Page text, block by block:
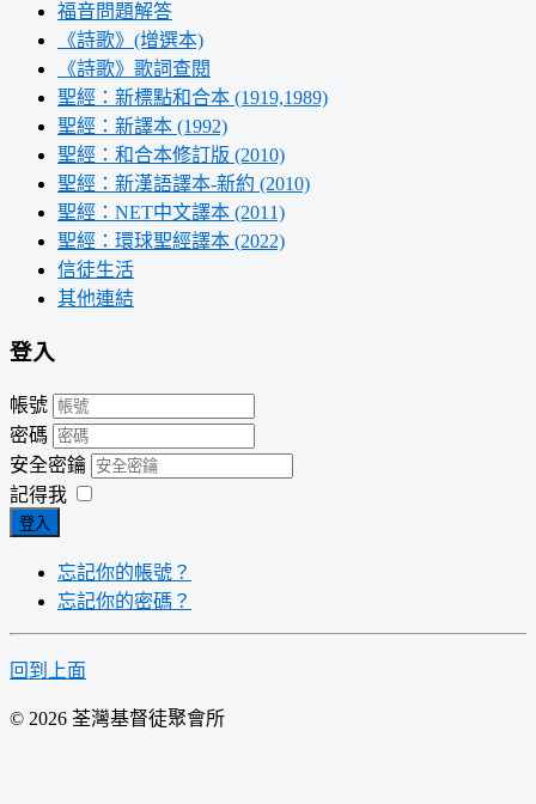
福音問題解答
《詩歌》(增選本)
《詩歌》歌詞查閱
聖經：新標點和合本 (1919,1989)
聖經：新譯本 (1992)
聖經：和合本修訂版 (2010)
聖經：新漢語譯本-新約 (2010)
聖經：NET中文譯本 (2011)
聖經：環球聖經譯本 (2022)
信徒生活
其他連結
登入
帳號
密碼
安全密鑰
記得我
登入
忘記你的帳號？
忘記你的密碼？
回到上面
© 2026 荃灣基督徒聚會所